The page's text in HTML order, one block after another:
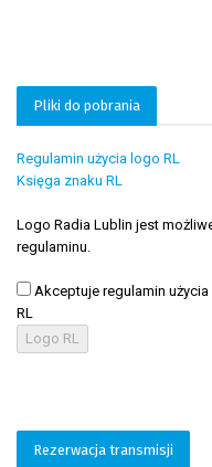
Pliki do pobrania
Regulamin użycia logo RL
Księga znaku RL
Logo Radia Lublin jest
regulaminu.
Akceptuje regulamin
RL
Logo RL
Rezerwacja transmisji